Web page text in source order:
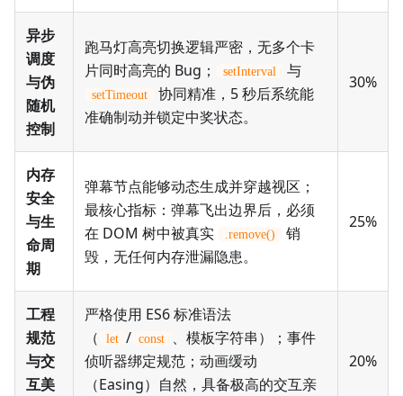
异步
调度
与伪
随机
控制
跑马灯高亮切换逻辑严密，无多个卡
片同时高亮的 Bug；
setInterval 与
setTimeout
协同精准，5 秒后系统能
准确制动并锁定中奖状态。
30%
内存
安全
与生
命周
期
弹幕节点能够动态生成并穿越视区；
最核心指标：弹幕飞出边界后，必须
在 DOM 树中被真实
.remove()
销
毁，无任何内存泄漏隐患。
25%
工程
规范
与交
互美
严格使用 ES6 标准语法
（
let / const
、模板字符串）；事件
侦听器绑定规范；动画缓动
（Easing）自然，具备极高的交互亲
20%